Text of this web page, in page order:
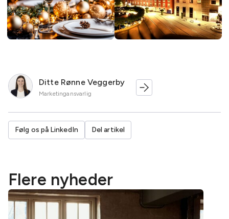
Ditte Rønne Veggerby
Marketingansvarlig
Følg os på LinkedIn Del artikel
Flere nyheder